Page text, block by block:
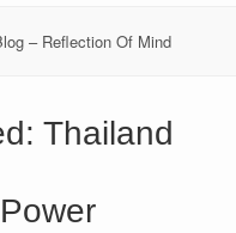
– Reflection Of Mind
Thailand